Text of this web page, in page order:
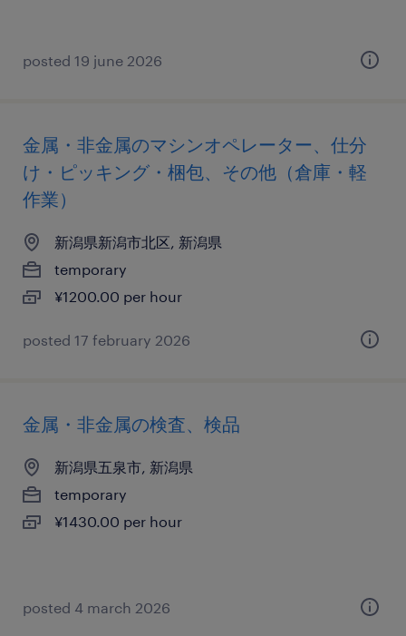
posted 19 june 2026
金属・非金属のマシンオペレーター、仕分
け・ピッキング・梱包、その他（倉庫・軽
作業）
新潟県新潟市北区, 新潟県
temporary
¥1200.00 per hour
posted 17 february 2026
金属・非金属の検査、検品
新潟県五泉市, 新潟県
temporary
¥1430.00 per hour
posted 4 march 2026